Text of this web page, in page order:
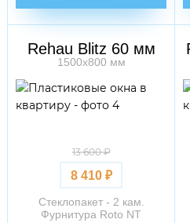
Rehau Blitz 60 мм
1500х800 мм
13 600 ₽
8 410 ₽
Стеклопакет - 2 кам.
Фурнитура Roto NT